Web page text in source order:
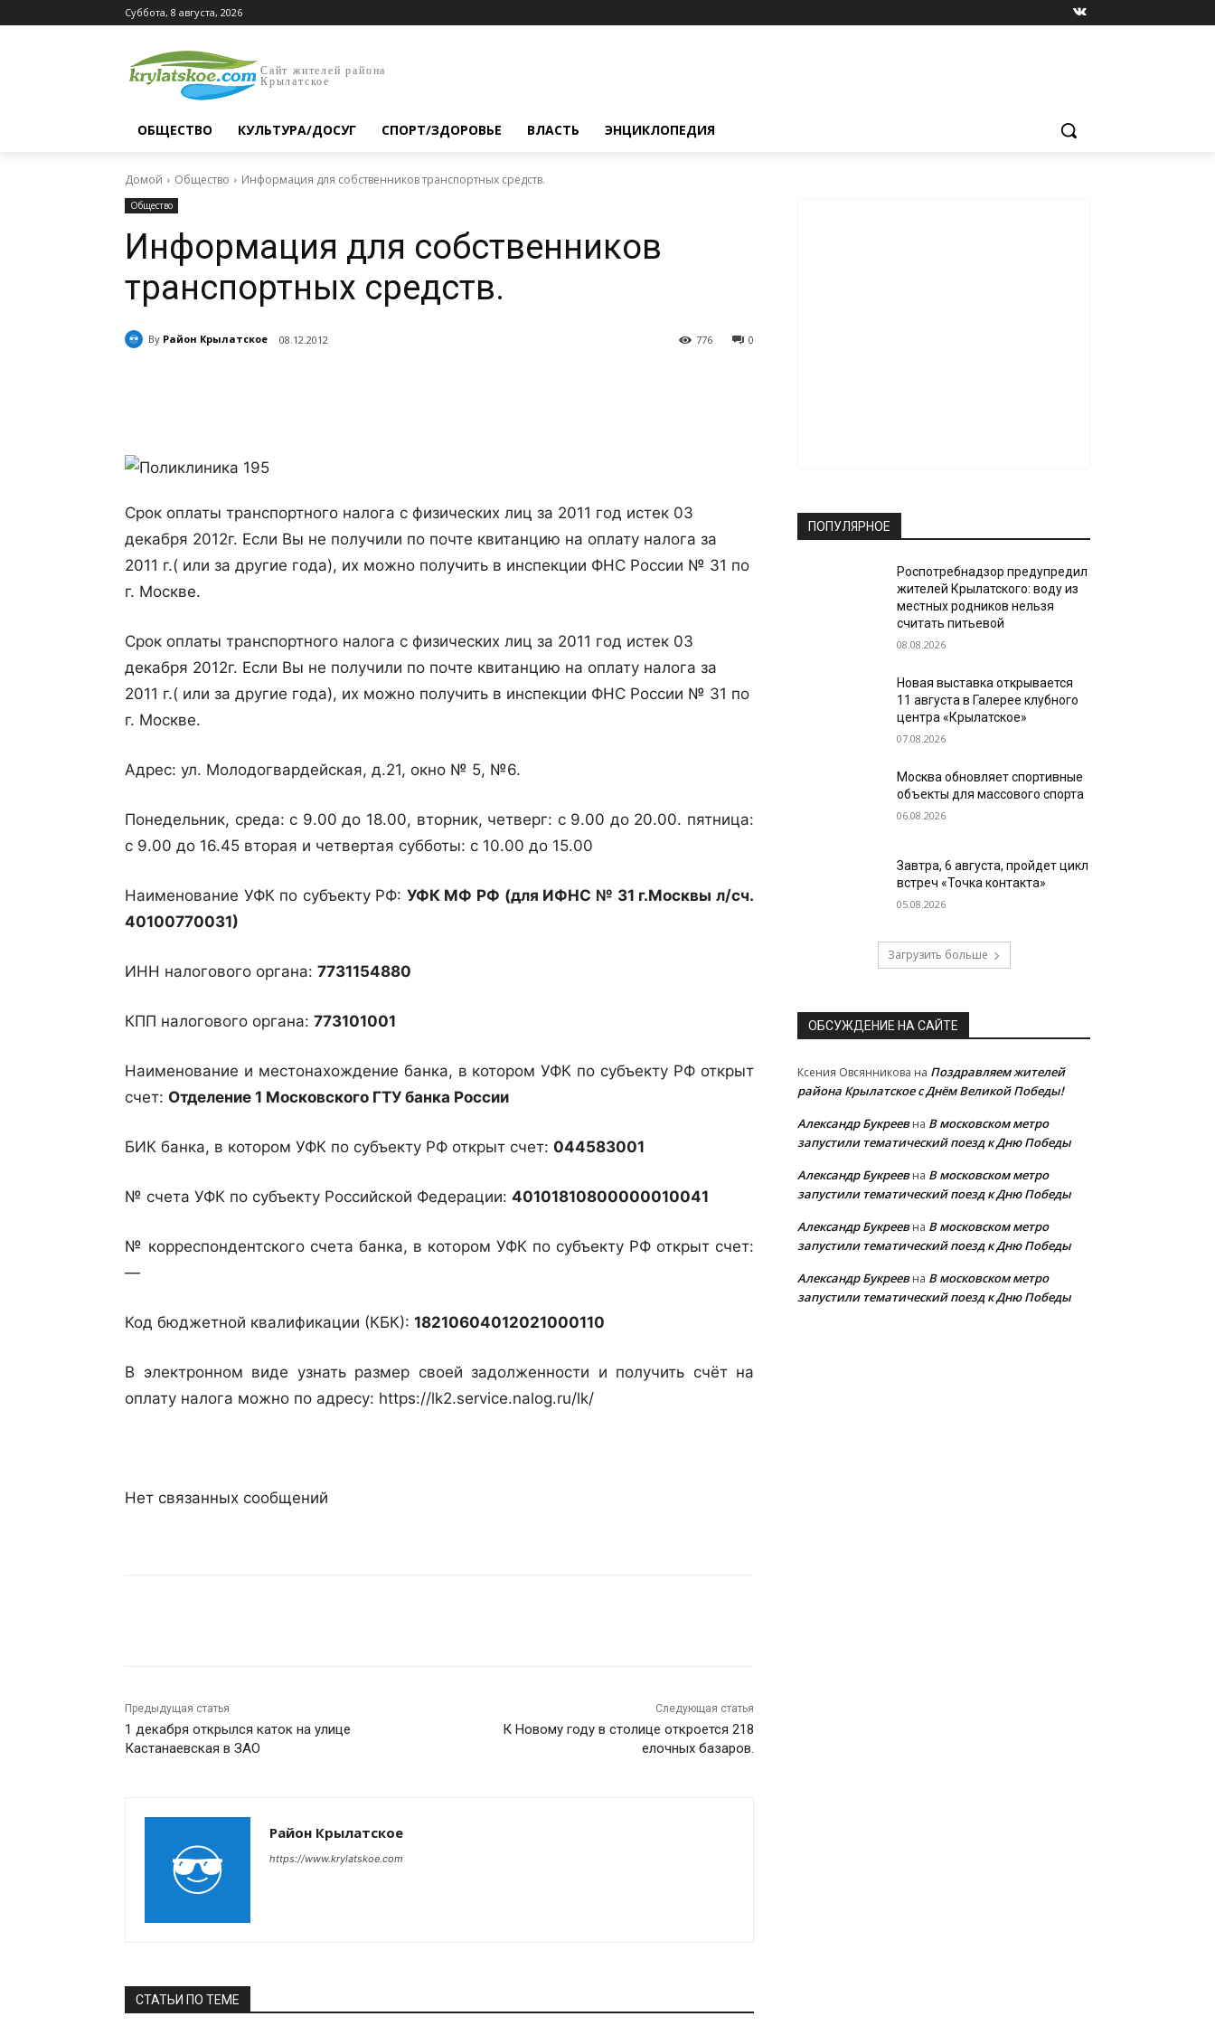
Суббота, 8 августа, 2026
Сайт жителей района
Крылатское
ОБЩЕСТВО КУЛЬТУРА/ДОСУГ СПОРТ/ЗДОРОВЬЕ ВЛАСТЬ ЭНЦИКЛОПЕДИЯ
Домой Общество Информация для собственников транспортных средств.
Общество
Информация для собственников
транспортных средств.
By Район Крылатское 08.12.2012 0
776
Срок оплаты транспортного налога с физических лиц за 2011 год истек 03
декабря 2012г. Если Вы не получили по почте квитанцию на оплату налога за
2011 г.( или за другие года), их можно получить в инспекции ФНС России № 31 по
г. Москве.
Срок оплаты транспортного налога с физических лиц за 2011 год истек 03
декабря 2012г. Если Вы не получили по почте квитанцию на оплату налога за
2011 г.( или за другие года), их можно получить в инспекции ФНС России № 31 по
г. Москве.
Адрес: ул. Молодогвардейская, д.21, окно № 5, №6.
Понедельник, среда: с 9.00 до 18.00, вторник, четверг: с 9.00 до 20.00. пятница:
с 9.00 до 16.45 вторая и четвертая субботы: с 10.00 до 15.00
Наименование УФК по субъекту РФ: УФК МФ РФ (для ИФНС № 31 г.Москвы л/сч.
40100770031)
ИНН налогового органа: 7731154880
КПП налогового органа: 773101001
Наименование и местонахождение банка, в котором УФК по субъекту РФ открыт
счет: Отделение 1 Московского ГТУ банка России
БИК банка, в котором УФК по субъекту РФ открыт счет: 044583001
№ счета УФК по субъекту Российской Федерации: 40101810800000010041
№ корреспондентского счета банка, в котором УФК по субъекту РФ открыт счет:
—
Код бюджетной квалификации (КБК): 18210604012021000110
В электронном виде узнать размер своей задолженности и получить счёт на
оплату налога можно по адресу: https://lk2.service.nalog.ru/lk/
Нет связанных сообщений
Предыдущая статья
1 декабря открылся каток на улице
Кастанаевская в ЗАО
Следующая статья
К Новому году в столице откроется 218
елочных базаров.
Район Крылатское
https://www.krylatskoe.com
СТАТЬИ ПО ТЕМЕ
ПОПУЛЯРНОЕ
Роспотребнадзор предупредил
жителей Крылатского: воду из
местных родников нельзя
считать питьевой
08.08.2026
Новая выставка открывается
11 августа в Галерее клубного
центра «Крылатское»
07.08.2026
Москва обновляет спортивные
объекты для массового спорта
06.08.2026
Завтра, 6 августа, пройдет цикл
встреч «Точка контакта»
05.08.2026
Загрузить больше
ОБСУЖДЕНИЕ НА САЙТЕ
Ксения Овсянникова на Поздравляем жителей
района Крылатское с Днём Великой Победы!
Александр Букреевна В московском метро
запустили тематический поезд к Дню Победы
Александр Букреевна В московском метро
запустили тематический поезд к Дню Победы
Александр Букреевна В московском метро
запустили тематический поезд к Дню Победы
Александр Букреевна В московском метро
запустили тематический поезд к Дню Победы